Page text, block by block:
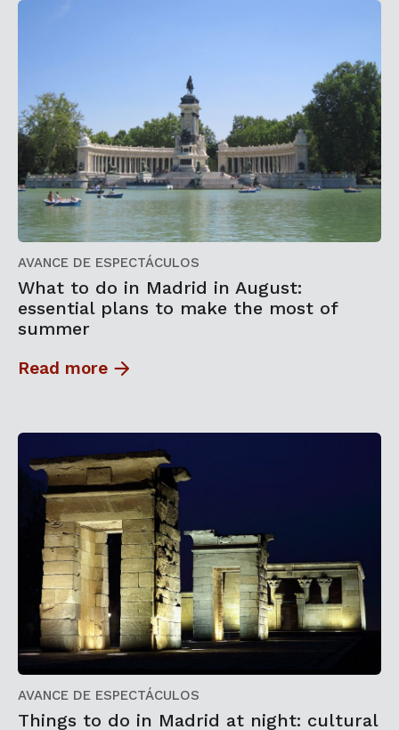
AVANCE DE ESPECTÁCULOS
What to do in Madrid in August:
essential plans to make the most of
summer
Read more
AVANCE DE ESPECTÁCULOS
Things to do in Madrid at night: cultural